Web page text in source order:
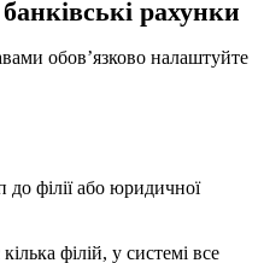
рахунки
обовʼязково налаштуйте
філії або юридичної
філій, у системі все